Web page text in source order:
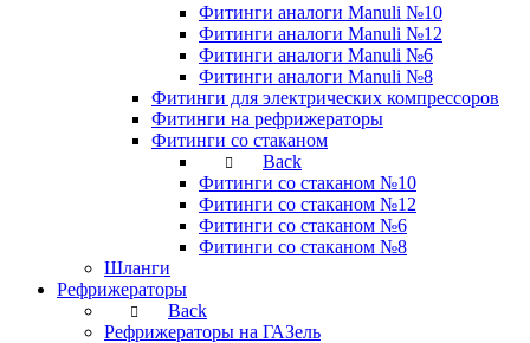
Фитинги аналоги Manuli №10
Фитинги аналоги Manuli №12
Фитинги аналоги Manuli №6
Фитинги аналоги Manuli №8
Фитинги для электрических компрессоров
Фитинги на рефрижераторы
Фитинги со стаканом
Back
Фитинги со стаканом №10
Фитинги со стаканом №12
Фитинги со стаканом №6
Фитинги со стаканом №8
Шланги
Рефрижераторы
Back
Рефрижераторы на ГАЗель